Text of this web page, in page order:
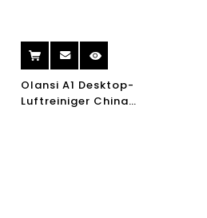
Olansi A1 Desktop-
Luftreiniger China